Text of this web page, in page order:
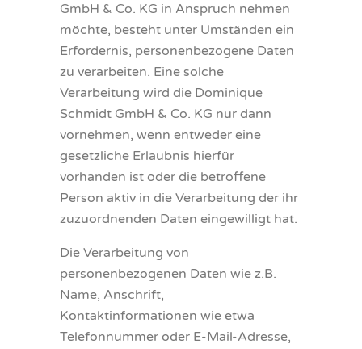
IMPRESSUM
GmbH & Co. KG in Anspruch nehmen
möchte, besteht unter Umständen ein
Erfordernis, personenbezogene Daten
zu verarbeiten. Eine solche
Verarbeitung wird die Dominique
Schmidt GmbH & Co. KG nur dann
vornehmen, wenn entweder eine
gesetzliche Erlaubnis hierfür
vorhanden ist oder die betroffene
Person aktiv in die Verarbeitung der ihr
zuzuordnenden Daten eingewilligt hat.
Die Verarbeitung von
personenbezogenen Daten wie z.B.
Name, Anschrift,
Kontaktinformationen wie etwa
Telefonnummer oder E-Mail-Adresse,